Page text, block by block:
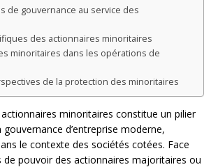
de gouvernance au service des
des actionnaires minoritaires
minoritaires dans les opérations de
de la protection des minoritaires
minoritaires constitue un pilier
d’entreprise moderne,
le contexte des sociétés cotées. Face
de pouvoir des actionnaires majoritaires ou